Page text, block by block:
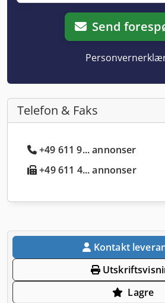
Send
Telefon & Faks
+49 611 9... annonser
+49 611 4... annonser
Kontakt
Lagre